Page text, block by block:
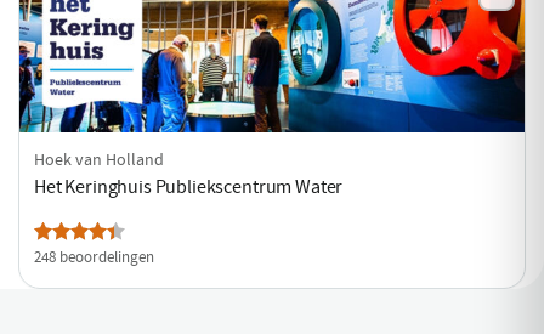
Hoek van Holland
Het Keringhuis Publiekscentrum Water
248 beoordelingen